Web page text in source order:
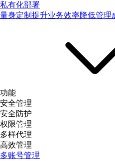
私有化部署
量身定制提升业务效率降低管理
功能
安全管理
安全防护
权限管理
多样代理
高效管理
多账号管理